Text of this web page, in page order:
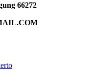
66272